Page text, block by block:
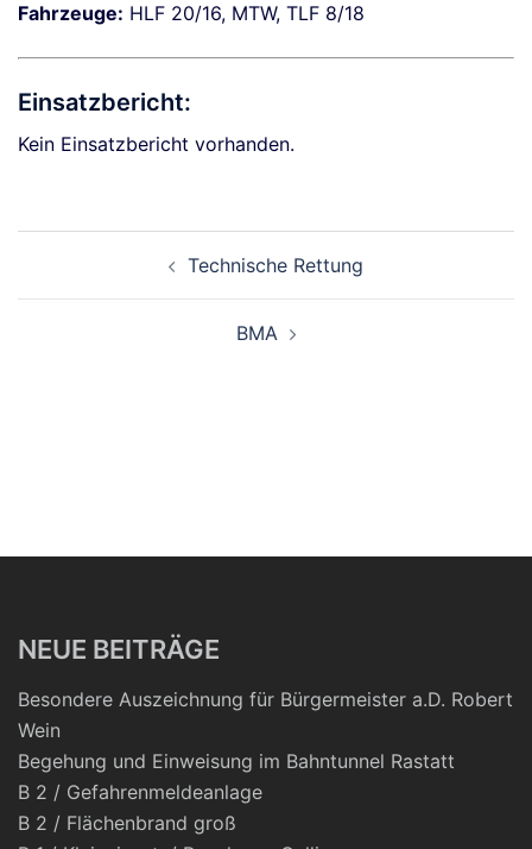
Fahrzeuge: HLF 20/16, MTW, TLF 8/18
Einsatzbericht:
Kein Einsatzbericht vorhanden.
Technische Rettung
BMA
NEUE BEITRÄGE
Besondere Auszeichnung für Bürgermeister a.D. Robert
Wein
Begehung und Einweisung im Bahntunnel Rastatt
B 2 / Gefahrenmeldeanlage
B 2 / Flächenbrand groß